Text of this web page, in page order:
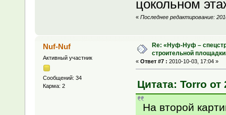
цокольном
« Последнее редактирование:
Nuf-Nuf
Активный участник
Сообщений: 34
Карма: 2
Re: «Нуф-Нуф –
строительной
« Ответ #7 : 2010-10-03, 17:04 »
Цитата: Torro от
На второй